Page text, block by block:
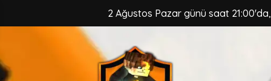
2 Ağustos Pazar günü saat